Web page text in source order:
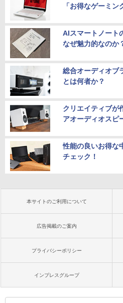
「お得なゲーミン
AIスマートノート
なぜ魅力的なのか
総合オーディオブ
とは何者か？
クリエイティブが
アオーディオスピ
性能の良いお得な
チェック！
本サイトのご利用について
広告掲載のご案内
プライバシーポリシー
インプレスグループ